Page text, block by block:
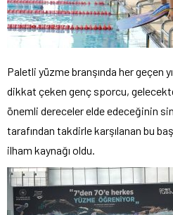
Paletli yüzme branşında her geçen
dikkat çeken genç sporcu,
önemli dereceler elde edeceğinin
tarafından takdirle karşılanan bu
ilham kaynağı oldu.